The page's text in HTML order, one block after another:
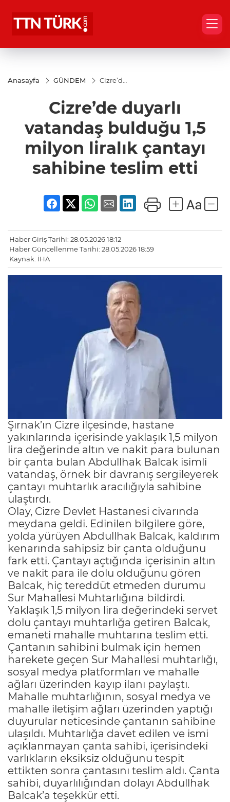
Anasayfa GÜNDEM
Cizre’de
bulduğu
1,5
milyon
liralık
çantayı
sahibine
teslim
Cizre’de duyarlı
vatandaş bulduğu 1,5
milyon liralık çantayı
sahibine teslim etti
Haber Giriş Tarihi: 28.05.2026 18:12
Haber Güncellenme Tarihi: 28.05.2026 18:59
Kaynak: İHA
Şırnak’ın Cizre ilçesinde, hastane
yakınlarında içerisinde yaklaşık 1,5 milyon
lira değerinde altın ve nakit para bulunan
bir çanta bulan Abdullhak Balcak isimli
vatandaş, örnek bir davranış sergileyerek
çantayı muhtarlık aracılığıyla sahibine
ulaştırdı.
Olay, Cizre Devlet Hastanesi civarında
meydana geldi. Edinilen bilgilere göre,
yolda yürüyen Abdullhak Balcak, kaldırım
kenarında sahipsiz bir çanta olduğunu
fark etti. Çantayı açtığında içerisinin altın
ve nakit para ile dolu olduğunu gören
Balcak, hiç tereddüt etmeden durumu
Sur Mahallesi Muhtarlığına bildirdi.
Yaklaşık 1,5 milyon lira değerindeki servet
dolu çantayı muhtarlığa getiren Balcak,
emaneti mahalle muhtarına teslim etti.
Çantanın sahibini bulmak için hemen
harekete geçen Sur Mahallesi muhtarlığı,
sosyal medya platformları ve mahalle
ağları üzerinden kayıp ilanı paylaştı.
Mahalle muhtarlığının, sosyal medya ve
mahalle iletişim ağları üzerinden yaptığı
duyurular neticesinde çantanın sahibine
ulaşıldı. Muhtarlığa davet edilen ve ismi
açıklanmayan çanta sahibi, içerisindeki
varlıkların eksiksiz olduğunu tespit
ettikten sonra çantasını teslim aldı. Çanta
sahibi, duyarlılığından dolayı Abdullhak
Balcak’a teşekkür etti.